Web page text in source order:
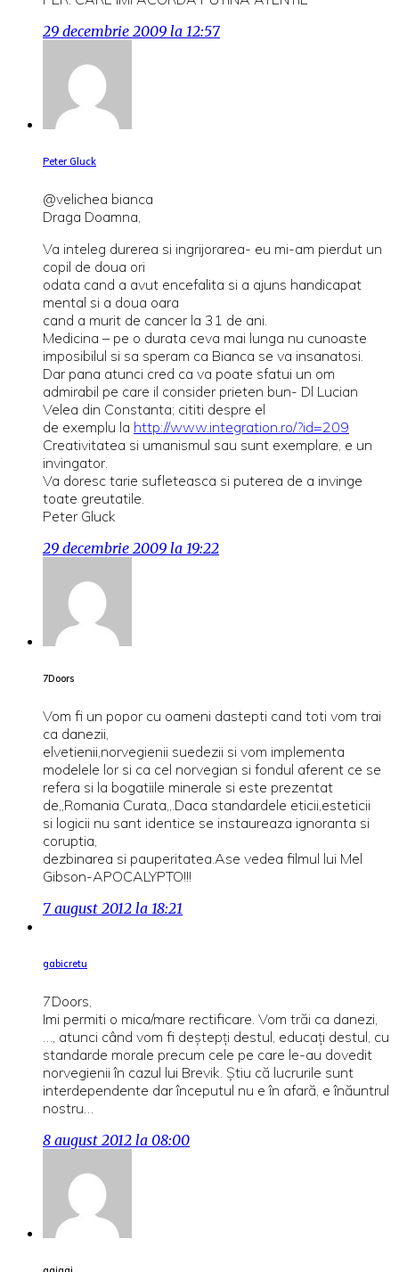
29 decembrie 2009 la 12:57
Peter Gluck
@velichea bianca
Draga Doamna,
Va inteleg durerea si ingrijorarea- eu mi-am pierdut un
copil de doua ori
odata cand a avut encefalita si a ajuns handicapat
mental si a doua oara
cand a murit de cancer la 31 de ani.
Medicina – pe o durata ceva mai lunga nu cunoaste
imposibilul si sa speram ca Bianca se va insanatosi.
Dar pana atunci cred ca va poate sfatui un om
admirabil pe care il consider prieten bun- Dl Lucian
Velea din Constanta; cititi despre el
de exemplu la http://www.integration.ro/?id=209
Creativitatea si umanismul sau sunt exemplare, e un
invingator.
Va doresc tarie sufleteasca si puterea de a invinge
toate greutatile.
Peter Gluck
29 decembrie 2009 la 19:22
7Doors
Vom fi un popor cu oameni dastepti cand toti vom trai
ca danezii,
elvetienii,norvegienii suedezii si vom implementa
modelele lor si ca cel norvegian si fondul aferent ce se
refera si la bogatiile minerale si este prezentat
de,,Romania Curata,,.Daca standardele eticii,esteticii
si logicii nu sant identice se instaureaza ignoranta si
coruptia,
dezbinarea si pauperitatea.Ase vedea filmul lui Mel
Gibson-APOCALYPTO!!!
7 august 2012 la 18:21
gabicretu
7Doors,
Imi permiti o mica/mare rectificare. Vom trăi ca danezi,
…, atunci când vom fi deștepți destul, educați destul, cu
standarde morale precum cele pe care le-au dovedit
norvegienii în cazul lui Brevik. Știu că lucrurile sunt
interdependente dar începutul nu e în afară, e înăuntrul
nostru…
8 august 2012 la 08:00